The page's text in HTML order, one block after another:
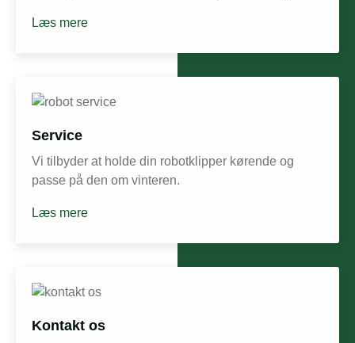
Læs mere
Service
Vi tilbyder at holde din robotklipper kørende og
passe på den om vinteren.
Læs mere
Kontakt os